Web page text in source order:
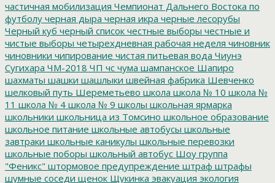
частичная мобилизация Чемпионат Дальнего Востока по
футболу черная дыра черная икра черные лесорубы
Черный куб черный список честные выборы честные и
чистые выборы четырехдневная рабочая неделя чиновник
чиновники чипирование чистая питьевая вода Чиунэ
Сугихара ЧМ-2018 ЧП чс чума шампанское Шапиро
шахматы шашки шашлыки швейная фабрика Шевченко
шелковый путь Шереметьево школа школа № 10 школа №
11 школа № 4 школа № 9 школы школьная ярмарка
школьники школьница из Томсино школьное образование
школьное питание школьные автобусы школьные
завтраки школьные каникулы школьные перевозки
школьные поборы школьный автобус Шоу группа
"Феникс" штормовое предупреждение штраф штрафы
шумные соседи щенок Щукинка эвакуация экология